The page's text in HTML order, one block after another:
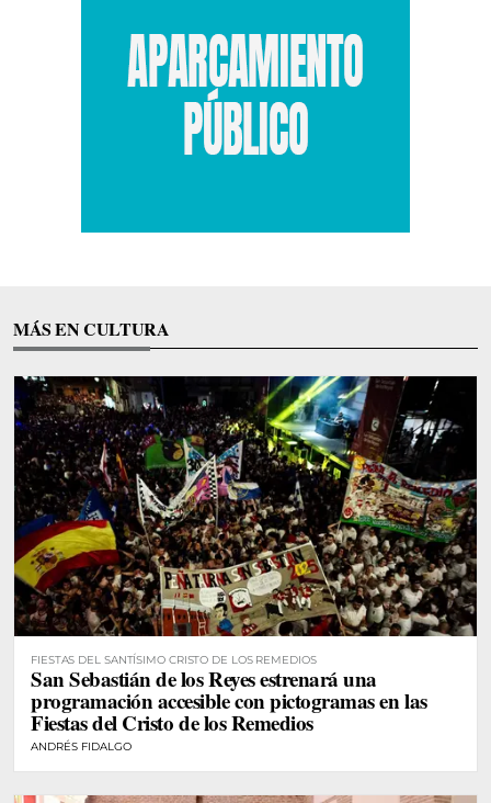
MÁS EN CULTURA
FIESTAS DEL SANTÍSIMO CRISTO DE LOS REMEDIOS
San Sebastián de los Reyes estrenará una
programación accesible con pictogramas en las
Fiestas del Cristo de los Remedios
ANDRÉS FIDALGO